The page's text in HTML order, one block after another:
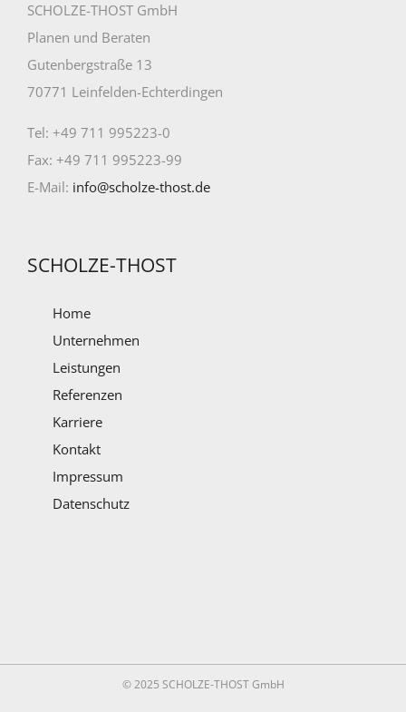
SCHOLZE-THOST GmbH
Planen und Beraten
Gutenbergstraße 13
70771 Leinfelden-Echterdingen
Tel: +49 711 995223-0
Fax: +49 711 995223-99
E-Mail: info@scholze-thost.de
SCHOLZE-THOST
Home
Unternehmen
Leistungen
Referenzen
Karriere
Kontakt
Impressum
Datenschutz
© 2025 SCHOLZE-THOST GmbH